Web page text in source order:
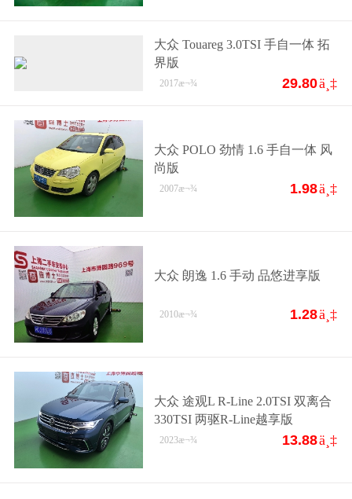
大众 Touareg 3.0TSI 手自一体 拓
界版
29.80ä¸‡
2017æ¬¾
大众 POLO 劲情 1.6 手自一体 风
尚版
1.98ä¸‡
2007æ¬¾
大众 朗逸 1.6 手动 品悠进享版
1.28ä¸‡
2010æ¬¾
大众 途观L R-Line 2.0TSI 双离合
330TSI 两驱R-Line越享版
13.88ä¸‡
2023æ¬¾